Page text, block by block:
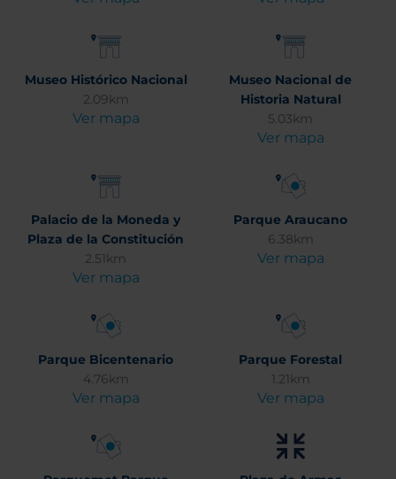
Museo Histórico Nacional
2.09km
Ver mapa
Museo Nacional de
Historia Natural
5.03km
Ver mapa
Palacio de la Moneda y
Plaza de la Constitución
2.51km
Ver mapa
Parque Araucano
6.38km
Ver mapa
Parque Bicentenario
4.76km
Ver mapa
Parque Forestal
1.21km
Ver mapa